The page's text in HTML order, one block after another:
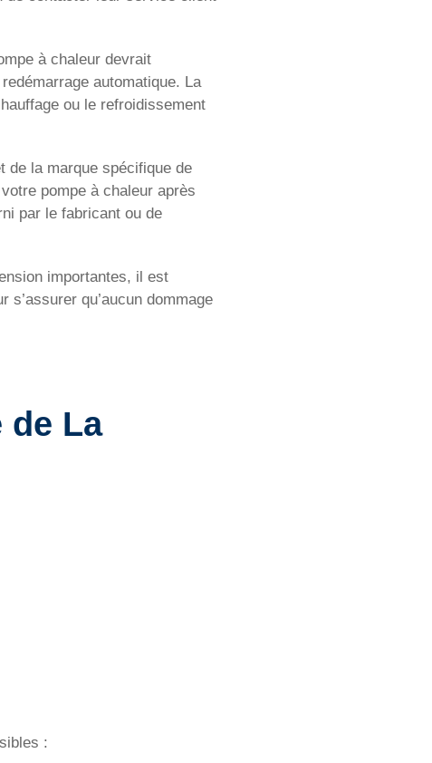
à chaleur devrait
automatique. La
ou le refroidissement
de la marque spécifique de
pompe à chaleur après
par le fabricant ou de
importantes, il est
qu’aucun dommage
de La
: